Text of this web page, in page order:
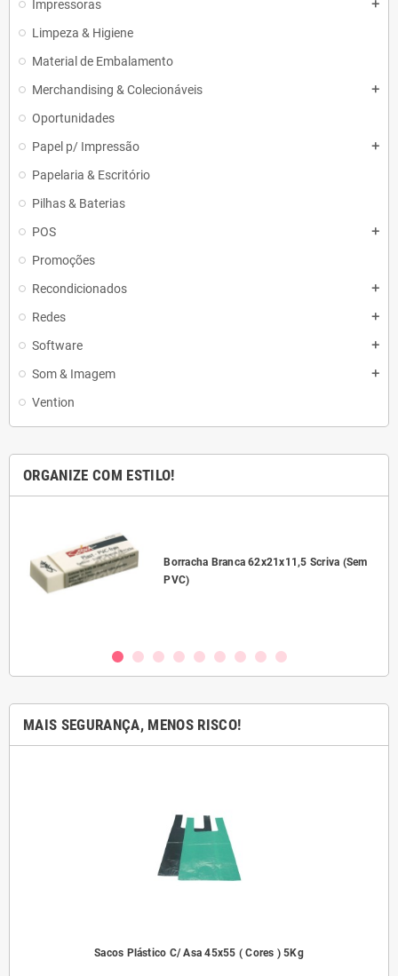
Impressoras add
Limpeza & Higiene
Material de Embalamento
Merchandising & Colecionáveis
add
Oportunidades
Papel p/ Impressão
add
Papelaria & Escritório
Pilhas & Baterias
POS
add
Promoções
Recondicionados
add
Redes add
Software add
Som & Imagem add
Vention
ORGANIZE COM ESTILO!
Borracha Branca 62x21x11,5 Scriva (Sem
PVC)
MAIS SEGURANÇA, MENOS RISCO!
Sacos Plástico C/ Asa 45x55 ( Cores ) 5Kg